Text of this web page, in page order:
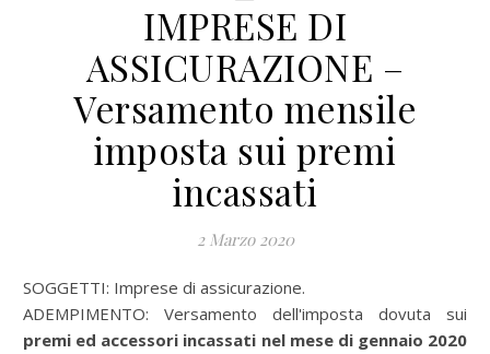
IMPRESE DI
ASSICURAZIONE –
Versamento mensile
imposta sui premi
incassati
2 Marzo 2020
SOGGETTI: Imprese di assicurazione.
ADEMPIMENTO: Versamento dell'imposta dovuta sui
premi ed accessori incassati nel mese di gennaio 2020